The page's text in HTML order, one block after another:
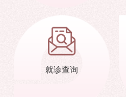
就诊查询